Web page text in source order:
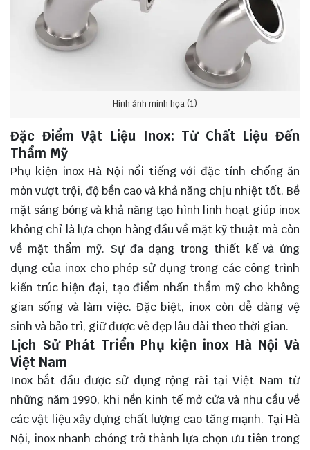
Hình ảnh minh họa (1)
Đặc Điểm Vật Liệu Inox: Từ Chất Liệu Đến
Thẩm Mỹ
Phụ kiện inox Hà Nội nổi tiếng với đặc tính chống ăn
mòn vượt trội, độ bền cao và khả năng chịu nhiệt tốt. Bề
mặt sáng bóng và khả năng tạo hình linh hoạt giúp inox
không chỉ là lựa chọn hàng đầu về mặt kỹ thuật mà còn
về mặt thẩm mỹ. Sự đa dạng trong thiết kế và ứng
dụng của inox cho phép sử dụng trong các công trình
kiến trúc hiện đại, tạo điểm nhấn thẩm mỹ cho không
gian sống và làm việc. Đặc biệt, inox còn dễ dàng vệ
sinh và bảo trì, giữ được vẻ đẹp lâu dài theo thời gian.
Lịch Sử Phát Triển Phụ kiện inox Hà Nội Và
Việt Nam
Inox bắt đầu được sử dụng rộng rãi tại Việt Nam từ
những năm 1990, khi nền kinh tế mở cửa và nhu cầu về
các vật liệu xây dựng chất lượng cao tăng mạnh. Tại Hà
Nội, inox nhanh chóng trở thành lựa chọn ưu tiên trong